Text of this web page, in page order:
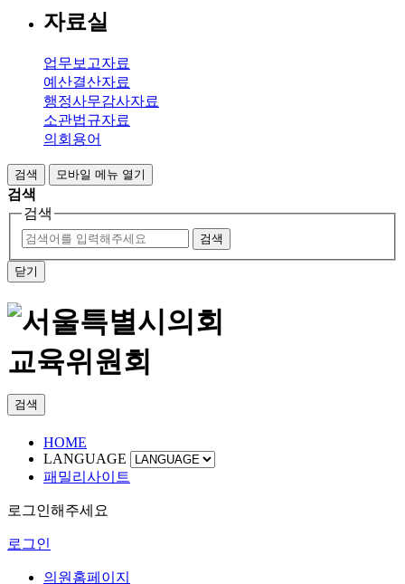
자료실
업무보고자료
예산결산자료
행정사무감사자료
소관법규자료
의회용어
검색 모바일 메뉴 열기
검색
검색
검색
닫기
교육위원회
검색
HOME
LANGUAGE
패밀리사이트
로그인해주세요
로그인
의원홈페이지